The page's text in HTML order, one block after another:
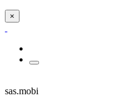
×
sas.mobi